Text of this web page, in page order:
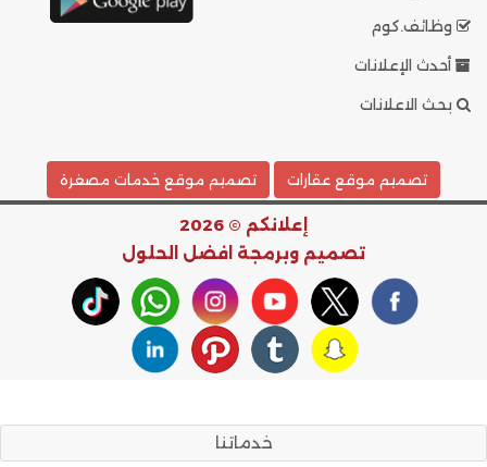
وظائف.كوم
أحدث الإعلانات
بحث الاعلانات
تصميم موقع عقارات تصميم موقع خدمات مصغرة
إعلانكم © 2026
تصميم وبرمجة افضل الحلول
خدماتنا